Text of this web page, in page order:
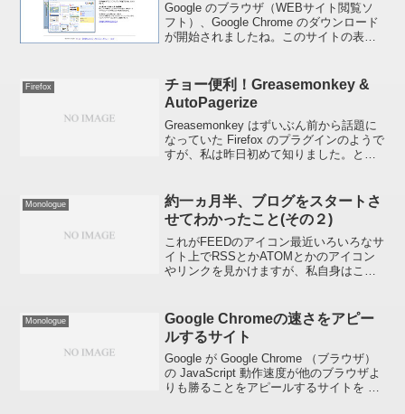
Google のブラウザ（WEBサイト閲覧ソ
フト）、Google Chrome のダウンロード
が開始されましたね。このサイトの表示
きりした感じでVista のウィンドウ...
Firefox
チョー便利！Greasemonkey &
AutoPagerize
Greasemonkey はずいぶん前から話題に
なっていた Firefox のプラグインのようで
すが、私は昨日初めて知りました。と同
トールすると複数...
Monologue
約一ヵ月半、ブログをスタートさ
せてわかったこと(その２)
これがFEEDのアイコン最近いろいろなサ
イト上でRSSとかATOMとかのアイコン
やリンクを見かけますが、私自身はこの
場合ですと、ページ上のどこかに必ずあ
ると思います...
Monologue
Google Chromeの速さをアピー
ルするサイト
Google が Google Chrome （ブラウザ）
の JavaScript 動作速度が他のブラウザよ
りも勝ることをアピールするサイトを 立